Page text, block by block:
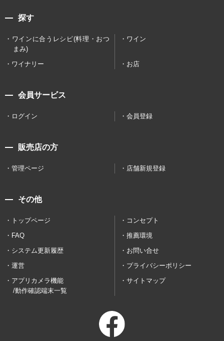
探す
ワインに合うレシピ(料理・おつ
まみ)
ワイン
ワイナリー お店
会員サービス
ログイン 会員登録
販売店の方
管理ページ 店舗新規登録
その他
トップページ
コンセプト
FAQ
推薦環境
システム更新履歴
お問い合せ
運営
プライバシーポリシー
アプリカメラ機能
/動作確認端末一覧
サイトマップ